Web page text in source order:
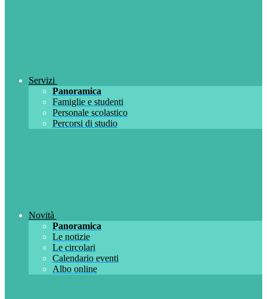
Servizi
Panoramica
Famiglie e studenti
Personale scolastico
Percorsi di studio
Novità
Panoramica
Le notizie
Le circolari
Calendario eventi
Albo online